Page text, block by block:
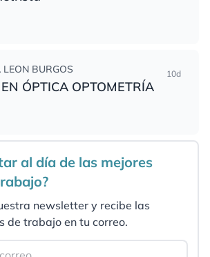
BURGOS
ÓPTICA OPTOMETRÍA
10d
al día de las mejores
newsletter y recibe las
de trabajo en tu correo.